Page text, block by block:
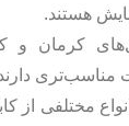
هستند.
کرمان و
مناسب‌تری
مختلفی از